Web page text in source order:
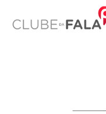
para